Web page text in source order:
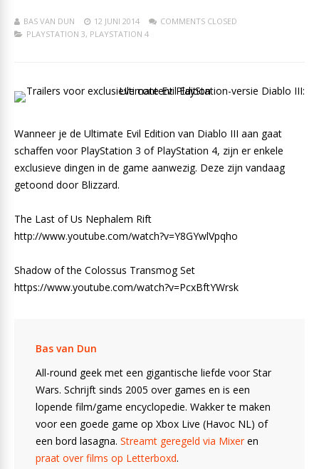
BAS VAN DUN 12 JUNI 2014
COMMENTS CLOSED
PLAYSTATION 3, PLAYSTATION 4
Wanneer je de Ultimate Evil Edition van Diablo III aan gaat
schaffen voor PlayStation 3 of PlayStation 4, zijn er enkele
exclusieve dingen in de game aanwezig. Deze zijn vandaag
getoond door Blizzard.
The Last of Us Nephalem Rift
http://www.youtube.com/watch?v=Y8GYwlVpqho
Shadow of the Colossus Transmog Set
https://www.youtube.com/watch?v=PcxBftYWrsk
Bas van Dun
All-round geek met een gigantische liefde voor Star
Wars. Schrijft sinds 2005 over games en is een
lopende film/game encyclopedie. Wakker te maken
voor een goede game op Xbox Live (Havoc NL) of
een bord lasagna. Streamt geregeld via Mixeren
praat over films op Letterboxd.